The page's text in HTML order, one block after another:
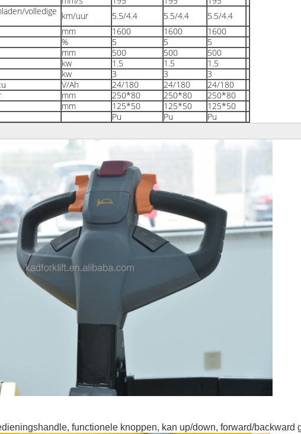
volledige km/uur 5.5/4.4 5.5/4.4
5.5/4.4
mm 1600 1600
1600
% 5 5
5
mm 500 500
500
kw 1.5 1.5
1.5
kw 3 3
3
V/Ah 24/180 24/180
24/180
mm 250*80 250*80
250*80
mm 125*50 125*50
125*50
Pu Pu
Pu
functionele knoppen, kan up/down, forward/backward